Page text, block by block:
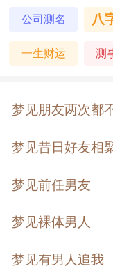
预示你将会出
误时日，要多
预示你在求职
看中其中一点
自
公司测名 八
一生财运 测
梦见朋友两次都
梦见昔日好友相
梦见前任男友
梦见裸体男人
梦见有男人追我